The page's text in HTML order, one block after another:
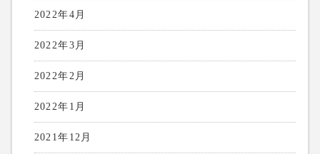
2022年4月
2022年3月
2022年2月
2022年1月
2021年12月